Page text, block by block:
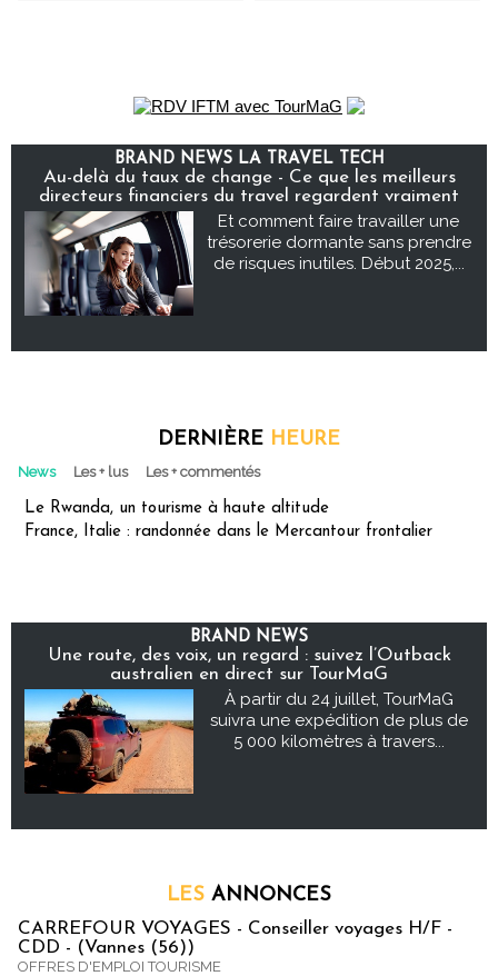
BRAND NEWS LA TRAVEL TECH
Au-delà du taux de change - Ce que les meilleurs
directeurs financiers du travel regardent vraiment
Et comment faire travailler une
trésorerie dormante sans prendre
de risques inutiles. Début 2025,...
DERNIÈRE HEURE
News Les + lus Les + commentés
Le Rwanda, un tourisme à haute altitude
France, Italie : randonnée dans le Mercantour frontalier
BRAND NEWS
Une route, des voix, un regard : suivez l’Outback
australien en direct sur TourMaG
À partir du 24 juillet, TourMaG
suivra une expédition de plus de
5 000 kilomètres à travers...
LES ANNONCES
CARREFOUR VOYAGES - Conseiller voyages H/F -
CDD - (Vannes (56))
OFFRES D'EMPLOI TOURISME